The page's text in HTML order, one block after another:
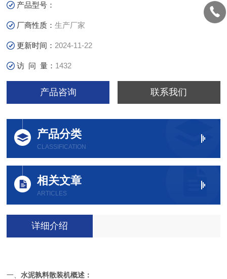
装作业的理想设备。水泥孰料散装机厂家在线报价
产品型号：
厂商性质：生产厂家
更新时间： 2024-11-22
访 问 量： 1432
产品咨询 联系我们
产品分类
CLASSIFICATION
相关文章
ARTICLES
详细介绍
一、水泥孰料散装机概述：